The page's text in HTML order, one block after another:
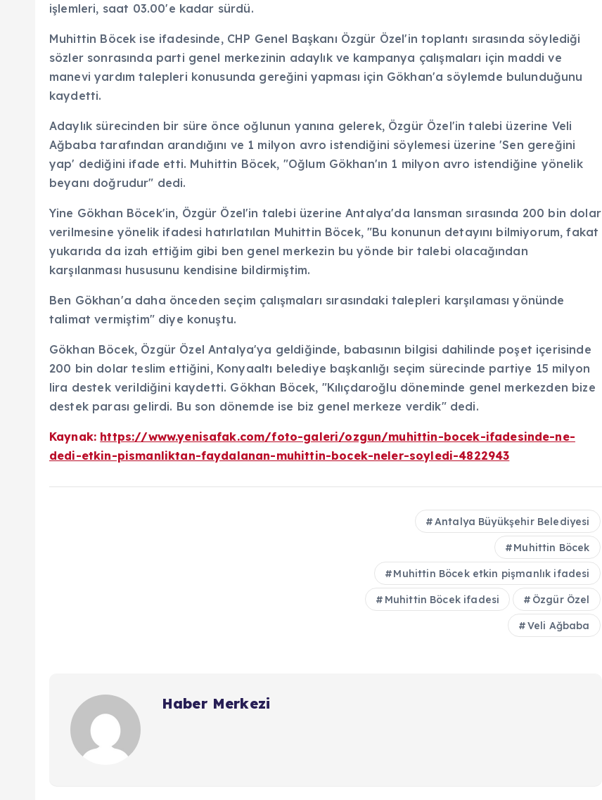
işlemleri, saat 03.00'e kadar sürdü.
Muhittin Böcek ise ifadesinde, CHP Genel Başkanı Özgür Özel'in toplantı sırasında söylediği
sözler sonrasında parti genel merkezinin adaylık ve kampanya çalışmaları için maddi ve
manevi yardım talepleri konusunda gereğini yapması için Gökhan'a söylemde bulunduğunu
kaydetti.
Adaylık sürecinden bir süre önce oğlunun yanına gelerek, Özgür Özel'in talebi üzerine Veli
Ağbaba tarafından arandığını ve 1 milyon avro istendiğini söylemesi üzerine 'Sen gereğini
yap' dediğini ifade etti. Muhittin Böcek, "Oğlum Gökhan'ın 1 milyon avro istendiğine yönelik
beyanı doğrudur" dedi.
Yine Gökhan Böcek'in, Özgür Özel'in talebi üzerine Antalya'da lansman sırasında 200 bin dolar
verilmesine yönelik ifadesi hatırlatılan Muhittin Böcek, "Bu konunun detayını bilmiyorum, fakat
yukarıda da izah ettiğim gibi ben genel merkezin bu yönde bir talebi olacağından
karşılanması hususunu kendisine bildirmiştim.
Ben Gökhan'a daha önceden seçim çalışmaları sırasındaki talepleri karşılaması yönünde
talimat vermiştim" diye konuştu.
Gökhan Böcek, Özgür Özel Antalya'ya geldiğinde, babasının bilgisi dahilinde poşet içerisinde
200 bin dolar teslim ettiğini, Konyaaltı belediye başkanlığı seçim sürecinde partiye 15 milyon
lira destek verildiğini kaydetti. Gökhan Böcek, "Kılıçdaroğlu döneminde genel merkezden bize
destek parası gelirdi. Bu son dönemde ise biz genel merkeze verdik" dedi.
Kaynak: https://www.yenisafak.com/foto-galeri/ozgun/muhittin-bocek-ifadesinde-ne-
dedi-etkin-pismanliktan-faydalanan-muhittin-bocek-neler-soyledi-4822943
Antalya Büyükşehir Belediyesi
Muhittin Böcek
Muhittin Böcek etkin pişmanlık ifadesi
Muhittin Böcek ifadesi Özgür Özel
Veli Ağbaba
Haber Merkezi